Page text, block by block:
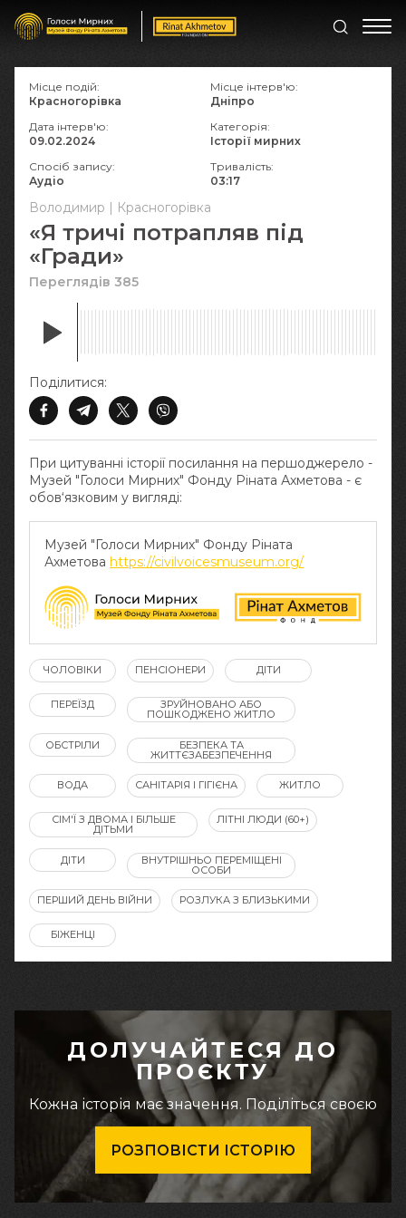
Володимир | Красногорівка
«Я тричі потрапляв під
«Гради»
Переглядів 385
При цитуванні історії посилання на першоджерело -
Музей "Голоси Мирних" Фонду Ріната Ахметова - є
обов‘язковим у вигляді:
Музей "Голоси Мирних" Фонду Ріната
Ахметова https://civilvoicesmuseum.org/
Поділитися:
Місце подій:
Красногорівка
Місце інтерв'ю:
Дніпро
Дата інтерв'ю:
09.02.2024
Категорія:
Історії мирних
Спосіб запису:
Аудіо
Тривалість:
03:17
ЧОЛОВІКИ ПЕНСІОНЕРИ ДІТИ
ПЕРЕЇЗД ЗРУЙНОВАНО АБО
ПОШКОДЖЕНО ЖИТЛО
ОБСТРІЛИ БЕЗПЕКА ТА
ЖИТТЄЗАБЕЗПЕЧЕННЯ
ВОДА САНІТАРІЯ І ГІГІЄНА ЖИТЛО
СІМ'Ї З ДВОМА І БІЛЬШЕ
ДІТЬМИ
ЛІТНІ ЛЮДИ (60+)
ДІТИ ВНУТРІШНЬО ПЕРЕМІЩЕНІ
ОСОБИ
ПЕРШИЙ ДЕНЬ ВІЙНИ РОЗЛУКА З БЛИЗЬКИМИ
БІЖЕНЦІ
ДОЛУЧАЙТЕСЯ ДО
ПРОЄКТУ
Кожна історія має значення. Поділіться своєю
РОЗПОВІСТИ ІСТОРІЮ